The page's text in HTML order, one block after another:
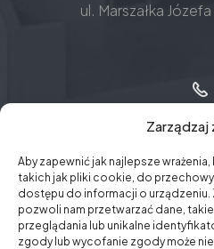
Zarządzaj
Aby zapewnić jak najlepsze
takich jak pliki cookie, do
dostępu do informacji o
pozwoli nam przetwarzać dane,
przeglądania lub unikalne
zgody lub wycofanie zgody może
ul. Marszałka
+48 12 30